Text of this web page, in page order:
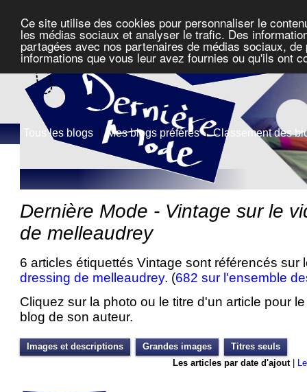
Ce site utilise des cookies pour personnaliser le
les médias sociaux et analyser le trafic. Des
partagées avec nos partenaires de médias sociaux,
informations que vous leur avez fournies ou qu'ils ont
Tous les blogs | Mes blogs préférés|Classement des
Dernière Mode - Vintage sur le
de melleaudrey
6 articles étiquettés Vintage sont référencés sur
dressing de melleaudrey. (682 sur l'ensemble
Cliquez sur la photo ou le titre d'un article pour
blog de son auteur.
Images et descriptions Grandes images
Titres seuls
Les articles par date d'ajout|